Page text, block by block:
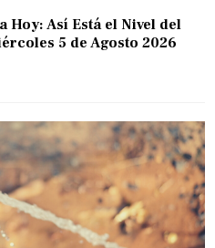
Hoy: Así Está el Nivel del
5 de Agosto 2026